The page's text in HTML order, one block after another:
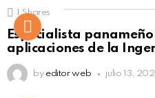
Click to
Shares
Especialista
aplicaciones de la
by editor web julio 13,